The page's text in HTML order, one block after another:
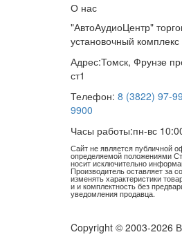
О нас
"АвтоАудиоЦентр"
установочный комплекс
Адрес:Томск, Фрунзе
ст1
Телефон: 8 (3822) 97-
9900
Часы работы:пн-вс
Сайт не является публичной
определяемой положениями
носит исключительно
Производитель оставляет за
изменять характеристики
и и комплектность без
уведомления продавца.
Copyright © 2003-2026